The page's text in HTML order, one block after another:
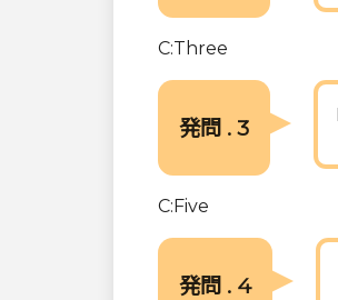
C:Three
発問 . 3
C:Five
発問 . 4